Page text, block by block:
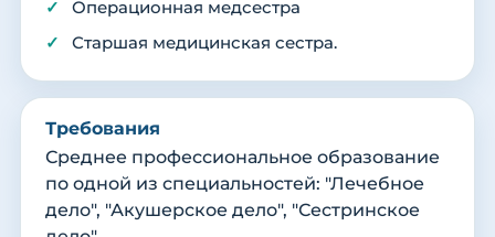
Операционная медсестра
Старшая медицинская сестра.
Требования
Среднее профессиональное образование
по одной из специальностей: "Лечебное
дело", "Акушерское дело", "Сестринское